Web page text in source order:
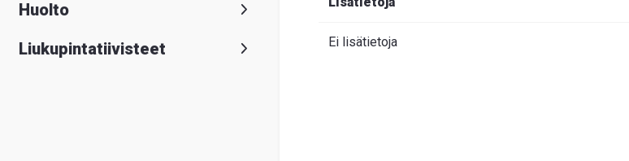
Huolto
Liukupintatiivisteet
Ei lisätietoja